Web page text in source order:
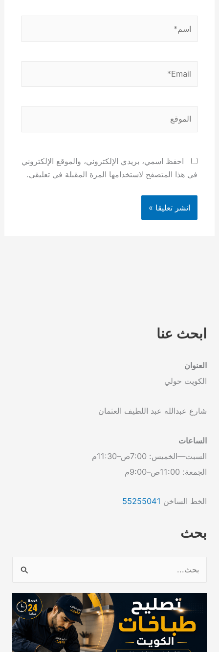
احفظ اسمي، بريدي الإلكتروني، والموقع الإلكتروني
في هذا المتصفح لاستخدامها المرة المقبلة في تعليقي.
ابحث عنا
العنوان
الكويت حولي
شارع عبدالله عبد اللطيف العثمان
الساعات
السبت—الخميس: 7:00ص–11:30م
الجمعة: 11:00ص–9:00م
الخط الساخن 55255041
بحث